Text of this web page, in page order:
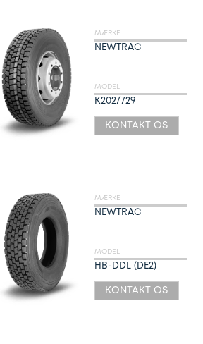
MÆRKE
NEWTRAC
MODEL
K202/729
KONTAKT OS
MÆRKE
NEWTRAC
MODEL
HB-DDL (DE2)
KONTAKT OS